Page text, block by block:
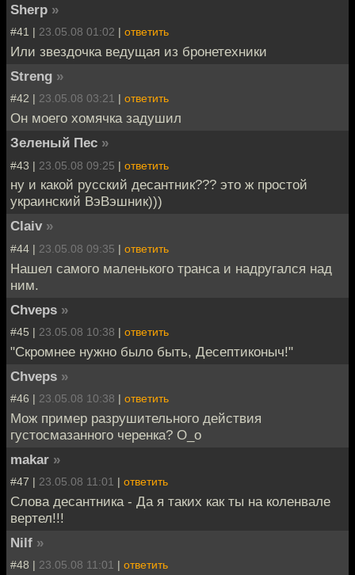
Sherp »
#41 | 23.05.08 01:02 | ответить
Или звездочка ведущая из бронетехники
Streng »
#42 | 23.05.08 03:21 | ответить
Он моего хомячка задушил
Зеленый Пес »
#43 | 23.05.08 09:25 | ответить
ну и какой русский десантник??? это ж простой
украинский ВэВэшник)))
Claiv »
#44 | 23.05.08 09:35 | ответить
Нашел самого маленького транса и надругался над
ним.
Chveps »
#45 | 23.05.08 10:38 | ответить
"Скромнее нужно было быть, Десептиконыч!"
Chveps »
#46 | 23.05.08 10:38 | ответить
Мож пример разрушительного действия
густосмазанного черенка? О_о
makar »
#47 | 23.05.08 11:01 | ответить
Слова десантника - Да я таких как ты на коленвале
вертел!!!
Nilf »
#48 | 23.05.08 11:01 | ответить